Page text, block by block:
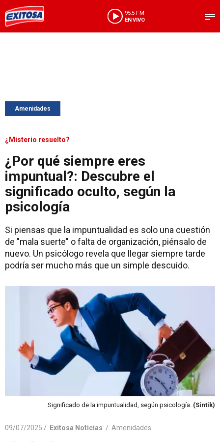
95.5 FM
EN VIVO
Amenidades
¿Misterio resuelto?
¿Por qué siempre eres
impuntual?: Descubre el
significado oculto, según la
psicología
Si piensas que la impuntualidad es solo una cuestión
de "mala suerte" o falta de organización, piénsalo de
nuevo. Un psicólogo revela que llegar siempre tarde
podría ser mucho más que un simple descuido.
Significado de la impuntualidad, según psicología. (Sintik)
09/07/2025 / Exitosa Noticias / Amenidades